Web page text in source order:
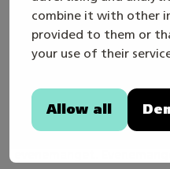
combine it with other
provided to them or
your use of their
Allow all
förenar Mästare med
för yrkeskunniga med
de omgivande
Ett mer detaljerat